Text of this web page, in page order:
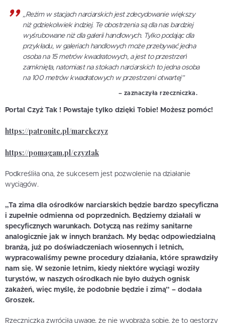
„Reżim w stacjach narciarskich jest zdecydowanie większy
niż gdziekolwiek indziej. Te obostrzenia są dla nas bardziej
wyśrubowane niż dla galerii handlowych. Tylko podając dla
przykładu, w galeriach handlowych może przebywać jedna
osoba na 15 metrów kwadratowych, a jest to przestrzeń
zamknięta, natomiast na stokach narciarskich to jedna osoba
na 100 metrów kwadratowych w przestrzeni otwartej”
– zaznaczyła rzeczniczka.
Portal Czyż Tak ! Powstaje tylko dzięki Tobie! Możesz pomóc!
https://patronite.pl/marekczyz
https://pomagam.pl/czyztak
Podkreśliła ona, że sukcesem jest pozwolenie na działanie
wyciągów.
„Ta zima dla ośrodków narciarskich będzie bardzo specyficzna
i zupełnie odmienna od poprzednich. Będziemy działali w
specyficznych warunkach. Dotyczą nas reżimy sanitarne
analogicznie jak w innych branżach. My będąc odpowiedzialną
branżą, już po doświadczeniach wiosennych i letnich,
wypracowaliśmy pewne procedury działania, które sprawdziły
nam się. W sezonie letnim, kiedy niektóre wyciągi woziły
turystów, w naszych ośrodkach nie było dużych ognisk
zakażeń, więc myślę, że podobnie będzie i zimą” – dodała
Groszek.
Rzeczniczka zwróciła uwagę, że nie wyobraża sobie, że to gestorzy